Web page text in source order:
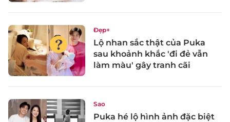
Đẹp+
Lộ nhan sắc thật của Puka
sau khoảnh khắc 'đi đẻ vẫn
làm màu' gây tranh cãi
Sao
Puka hé lộ hình ảnh đặc biệt